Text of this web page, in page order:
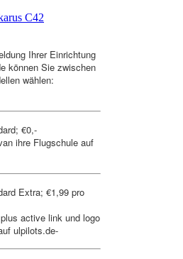
Ihrer Einrichtung
können Sie zwischen
wählen:
€0,-
ihre Flugschule auf
Extra; €1,99 pro
active link und logo
ulpilots.de-